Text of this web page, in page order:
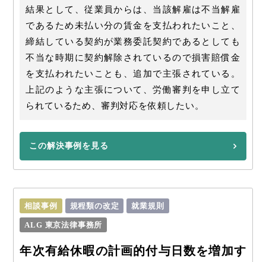
結果として、従業員からは、当該解雇は不当解雇
であるため未払い分の賃金を支払われたいこと、
締結している契約が業務委託契約であるとしても
不当な時期に契約解除されているので損害賠償金
を支払われたいことも、追加で主張されている。
上記のような主張について、労働審判を申し立て
られているため、審判対応を依頼したい。
この解決事例を見る
相談事例 規程類の改定 就業規則
ALG 東京法律事務所
年次有給休暇の計画的付与日数を増加す